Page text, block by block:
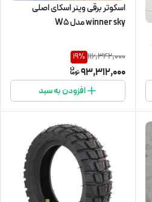
اسکوتر برقی وینر اسکای اصلی
winner sky مدل W5
116,342,000
19%
93,312,000
افزودن به سبد